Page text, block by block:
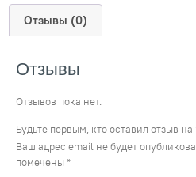
Отзывы (0)
Отзывы
Отзывов пока нет.
Будьте первым, кто оставил отзыв на
Ваш адрес email не будет
помечены *